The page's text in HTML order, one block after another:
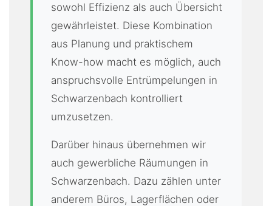
sowohl Effizienz als auch Übersicht
gewährleistet. Diese Kombination
aus Planung und praktischem
Know-how macht es möglich, auch
anspruchsvolle Entrümpelungen in
Schwarzenbach kontrolliert
umzusetzen.
Darüber hinaus übernehmen wir
auch gewerbliche Räumungen in
Schwarzenbach. Dazu zählen unter
anderem Büros, Lagerflächen oder